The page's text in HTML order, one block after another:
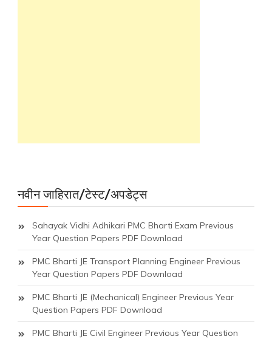
नवीन जाहिरात/टेस्ट/अपडेट्स
Sahayak Vidhi Adhikari PMC Bharti Exam Previous
Year Question Papers PDF Download
PMC Bharti JE Transport Planning Engineer Previous
Year Question Papers PDF Download
PMC Bharti JE (Mechanical) Engineer Previous Year
Question Papers PDF Download
PMC Bharti JE Civil Engineer Previous Year Question